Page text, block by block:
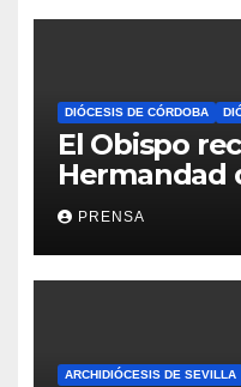
DIÓCESIS DE CÓRDOBA
El Obispo
Hermandad
PRENSA
ARCHIDIÓCESIS DE SEVILLA